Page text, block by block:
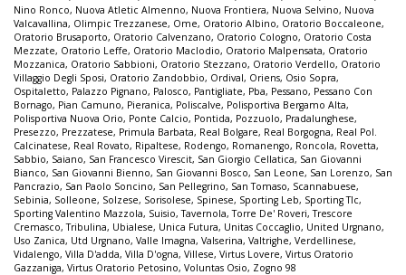
Nino Ronco, Nuova Atletic Almenno, Nuova Frontiera, Nuova Selvino, Nuova
Valcavallina, Olimpic Trezzanese, Ome, Oratorio Albino, Oratorio Boccaleone,
Oratorio Brusaporto, Oratorio Calvenzano, Oratorio Cologno, Oratorio Costa
Mezzate, Oratorio Leffe, Oratorio Maclodio, Oratorio Malpensata, Oratorio
Mozzanica, Oratorio Sabbioni, Oratorio Stezzano, Oratorio Verdello, Oratorio
Villaggio Degli Sposi, Oratorio Zandobbio, Ordival, Oriens, Osio Sopra,
Ospitaletto, Palazzo Pignano, Palosco, Pantigliate, Pba, Pessano, Pessano Con
Bornago, Pian Camuno, Pieranica, Poliscalve, Polisportiva Bergamo Alta,
Polisportiva Nuova Orio, Ponte Calcio, Pontida, Pozzuolo, Pradalunghese,
Presezzo, Prezzatese, Primula Barbata, Real Bolgare, Real Borgogna, Real Pol.
Calcinatese, Real Rovato, Ripaltese, Rodengo, Romanengo, Roncola, Rovetta,
Sabbio, Saiano, San Francesco Virescit, San Giorgio Cellatica, San Giovanni
Bianco, San Giovanni Bienno, San Giovanni Bosco, San Leone, San Lorenzo, San
Pancrazio, San Paolo Soncino, San Pellegrino, San Tomaso, Scannabuese,
Sebinia, Solleone, Solzese, Sorisolese, Spinese, Sporting Leb, Sporting Tlc,
Sporting Valentino Mazzola, Suisio,Tavernola,Torre De' Roveri,Trescore
Cremasco,Tribulina, Ubialese, Unica Futura, Unitas Coccaglio, United Urgnano,
Uso Zanica, Utd Urgnano, Valle Imagna, Valserina, Valtrighe, Verdellinese,
Vidalengo, Villa D'adda, Villa D'ogna, Villese, Virtus Lovere, Virtus Oratorio
Gazzaniga, Virtus Oratorio Petosino, Voluntas Osio, Zogno 98